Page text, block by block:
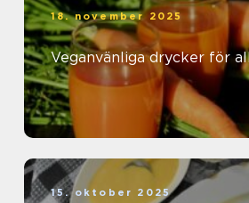
18. november 2025
Veganvänliga drycker för
15. oktober 2025